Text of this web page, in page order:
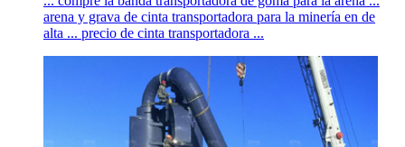
arena y grava de cinta transportadora para la minería en de
alta ... precio de cinta transportadora ...